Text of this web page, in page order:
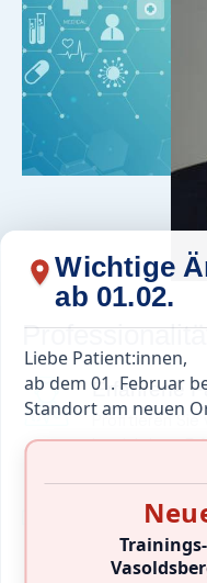
Erfahrene
Profitieren Sie
langjährigen
Individuelle
Ich nehme
Anliegen und
Wichtige
ab 01.02.
Liebe Patient:innen,
ab dem 01. Februar
Standort am neuen